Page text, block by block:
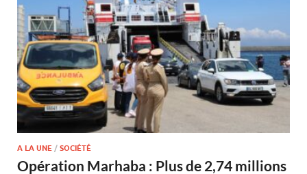
A LA UNE / SOCIÉTÉ
Opération Marhaba : Plus de 2,74 millions